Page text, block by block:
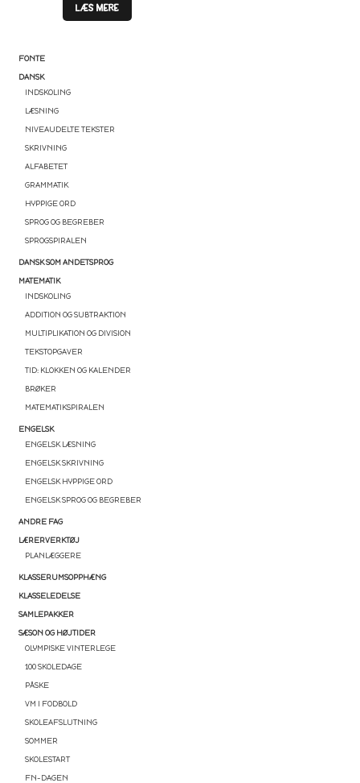
FONTE
DANSK
INDSKOLING
LÆSNING
NIVEAUDELTE TEKSTER
SKRIVNING
ALFABETET
GRAMMATIK
HYPPIGE ORD
SPROG OG BEGREBER
SPROGSPIRALEN
DANSK SOM ANDETSPROG
MATEMATIK
INDSKOLING
ADDITION OG SUBTRAKTION
MULTIPLIKATION OG DIVISION
TEKSTOPGAVER
TID: KLOKKEN OG KALENDER
BRØKER
MATEMATIKSPIRALEN
ENGELSK
ENGELSK LÆSNING
ENGELSK SKRIVNING
ENGELSK HYPPIGE ORD
ENGELSK SPROG OG BEGREBER
ANDRE FAG
LÆRERVERKTØJ
PLANLÆGGERE
KLASSERUMSOPPHÆNG
KLASSELEDELSE
SAMLEPAKKER
SÆSON OG HØJTIDER
OLYMPISKE VINTERLEGE
100 SKOLEDAGE
PÅSKE
VM I FODBOLD
SKOLEAFSLUTNING
SOMMER
SKOLESTART
FN-DAGEN
LÆS MERE